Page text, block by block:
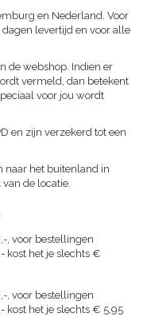
en Nederland. Voor
levertijd en voor alle
de webshop. Indien er
vermeld, dan betekent
voor jou wordt
en zijn verzekerd tot een
naar het buitenland in
de locatie.
, voor bestellingen
kost het je slechts €
, voor bestellingen
kost het je slechts € 5,95